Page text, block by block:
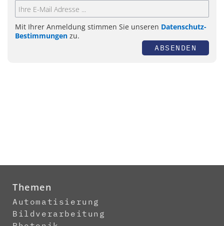
Mit Ihrer Anmeldung stimmen Sie unseren Datenschutz-
Bestimmungen zu.
ABSENDEN
Themen
Automatisierung
Bildverarbeitung